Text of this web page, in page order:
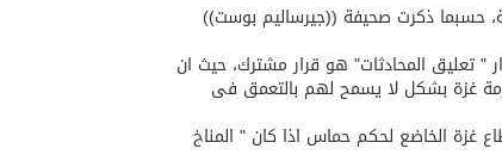
حسبما ذكرت صحيفة ((جيرساليم بوست))
" تعليق المحادثات" هو قرار مشترك، حيث ان
غزة بشكل لا يسمح لهم بالتعمق فى
غزة الخاضع لحكم حماس اذا كان " المناخ